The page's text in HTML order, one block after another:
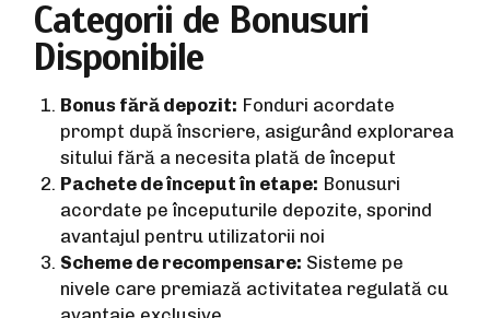
Categorii de Bonusuri
Disponibile
Bonus fără depozit: Fonduri acordate
prompt după înscriere, asigurând explorarea
sitului fără a necesita plată de început
Pachete de început în etape: Bonusuri
acordate pe începuturile depozite, sporind
avantajul pentru utilizatorii noi
Scheme de recompensare: Sisteme pe
nivele care premiază activitatea regulată cu